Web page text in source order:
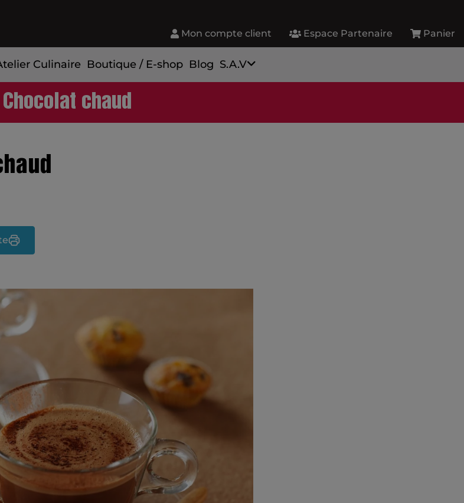
Mon compte client Espace Partenaire Panier
Culinaire Boutique / E-shop Blog S.A.V
Chocolat chaud